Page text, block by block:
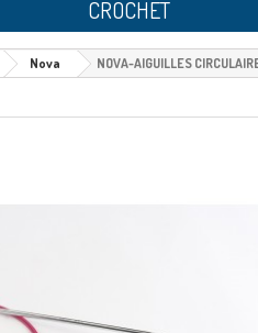
CROCHET
Nova NOVA-AIGUILLES